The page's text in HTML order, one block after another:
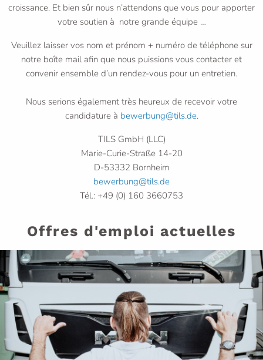
croissance. Et bien sûr nous n’attendons que vous pour apporter
votre soutien à notre grande équipe …
Veuillez laisser vos nom et prénom + numéro de téléphone sur
notre boîte mail afin que nous puissions vous contacter et
convenir ensemble d’un rendez-vous pour un entretien.
Nous serions également très heureux de recevoir votre
candidature à bewerbung@tils.de.
TILS GmbH (LLC)
Marie-Curie-Straße 14-20
D-53332 Bornheim
bewerbung@tils.de
Tél.: +49 (0) 160 3660753
Offres d'emploi actuelles